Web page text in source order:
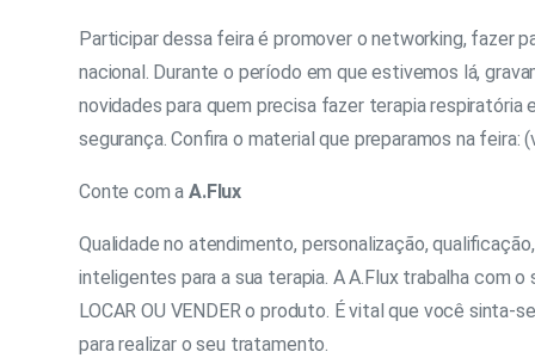
Participar dessa feira é promover o networking, fazer
nacional. Durante o período em que estivemos lá,
novidades para quem precisa fazer terapia respiratória
segurança. Confira o material que preparamos na feira:​
Conte com aA.Flux
Qualidade no atendimento, personalização,
inteligentes para a sua terapia. A A.Flux trabalha com
LOCAR OU VENDER o produto. É vital que você
para realizar o seu tratamento.